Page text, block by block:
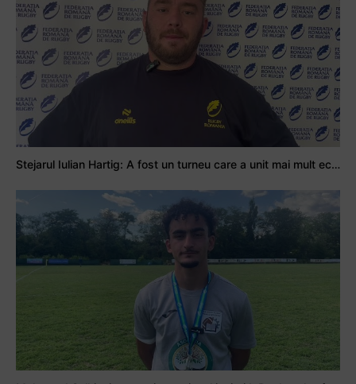
Stejarul Iulian Hartig: A fost un turneu care a unit mai mult echipa